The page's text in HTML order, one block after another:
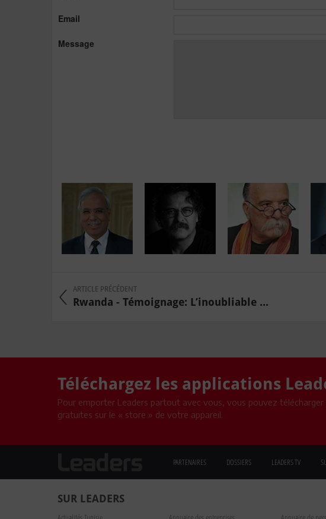
Email
Message
ARTICLE PRÉCÉDENT
Rwanda - Témoignage: L’inoubliable ...
Téléchargez les applications
Pour emporter Leaders partout avec vous, vous pouvez télécharger
gratuites sur le « store » de votre appareil.
PARTENAIRES DOSSIERS LEADERS TV
SUR LEADERS